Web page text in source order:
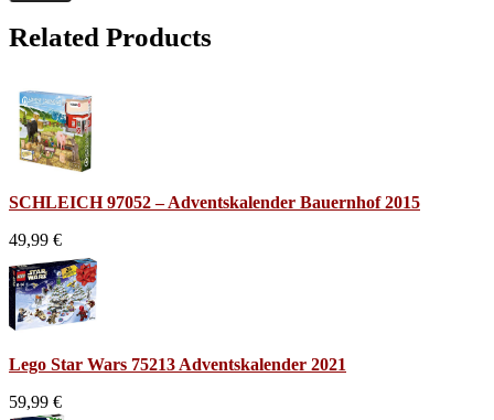
Related Products
SCHLEICH 97052 – Adventskalender Bauernhof 2015
49,99 €
Lego Star Wars 75213 Adventskalender 2021
59,99 €